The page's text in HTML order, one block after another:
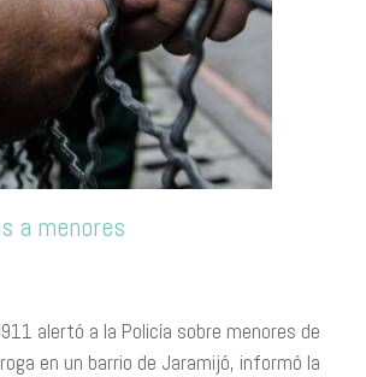
a menores
alertó a la Policía sobre menores de
en un barrio de Jaramijó, informó la